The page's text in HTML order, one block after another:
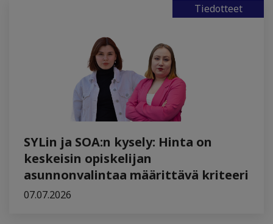
Tiedotteet
SYLin ja SOA:n kysely: Hinta on
keskeisin opiskelijan
asunnonvalintaa määrittävä kriteeri
07.07.2026